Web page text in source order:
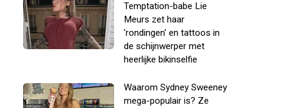
Temptation-babe Lie
Meurs zet haar
'rondingen' en tattoos in
de schijnwerper met
heerlijke bikinselfie
Waarom Sydney Sweeney
mega-populair is? Ze